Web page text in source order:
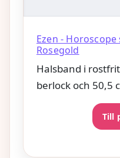
Ezen -
Rosegold
Halsband i
berlock och 50,5
Till